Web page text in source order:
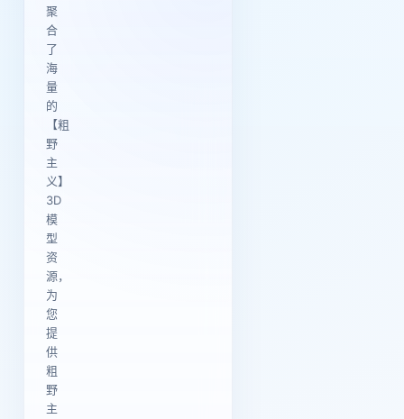
聚
合
了
海
量
的
【粗
野
主
义】
3D
模
型
资
源，
为
您
提
供
粗
野
主